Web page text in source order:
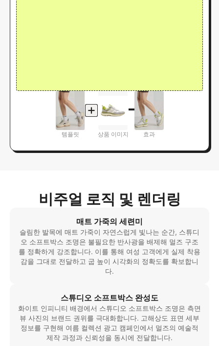
템플릿 상품 이미지 효과
비주얼 로직 및 렌더링
매트 가죽의 세련미
슬림한 발목에 매트 가죽이 자연스럽게 빛나는 순간, 스튜디
오 소프트박스 조명은 불필요한 반사광을 배제해 멀즈 구조
를 정확하게 강조합니다. 이를 통해 여성 고객에게 실제 착용
감을 그대로 전달하고 굽 높이 시각화의 정확도를 확보합니
다.
스튜디오 소프트박스 완성도
화이트 인피니티 배경에서 스튜디오 소프트박스 조명은 측면
뷰 사진의 브랜드 권위를 극대화합니다. 고해상도 표면 세부
정보를 구현해 여름 컬렉션 광고 캠페인에서 멀즈의 예술적
제작 과정과 신뢰성을 동시에 전달합니다.